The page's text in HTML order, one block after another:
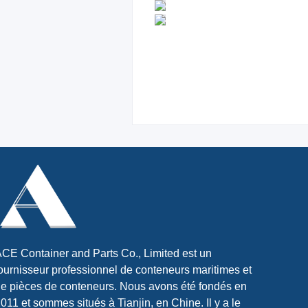
Container and Parts Co., Limited est un
professionnel de conteneurs maritimes et
pièces de conteneurs. Nous avons été fondés en
et sommes situés à Tianjin, en Chine. Il y a le